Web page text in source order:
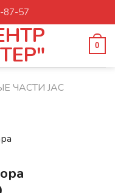
87-57
0
ЧАСТИ JAC